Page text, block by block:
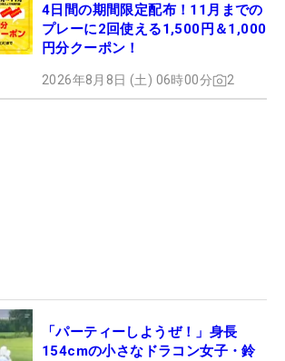
4日間の期間限定配布！11月までの
プレーに2回使える1,500円＆1,000
円分クーポン！
2026年8月8日 (土) 06時00分 2
「パーティーしようぜ！」身長
154cmの小さなドラコン女子・鈴